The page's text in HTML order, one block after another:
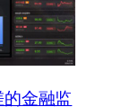
金融监